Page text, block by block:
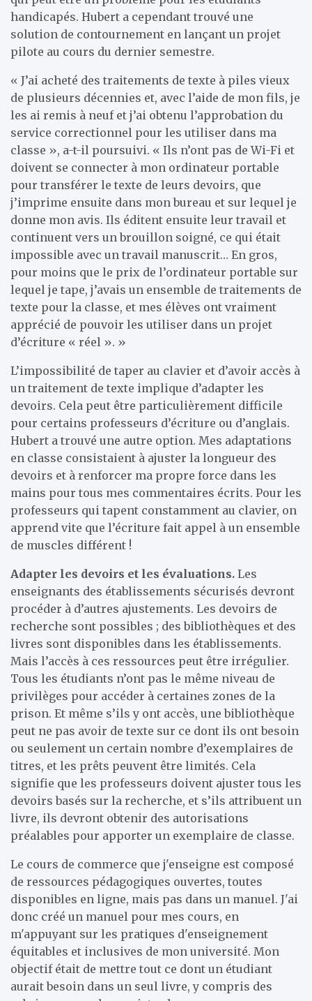
handicapés. Hubert a cependant trouvé une
solution de contournement en lançant un projet
pilote au cours du dernier semestre.
« J’ai acheté des traitements de texte à piles vieux
de plusieurs décennies et, avec l’aide de mon fils, je
les ai remis à neuf et j’ai obtenu l’approbation du
service correctionnel pour les utiliser dans ma
classe », a-t-il poursuivi. « Ils n’ont pas de Wi-Fi et
doivent se connecter à mon ordinateur portable
pour transférer le texte de leurs devoirs, que
j’imprime ensuite dans mon bureau et sur lequel je
donne mon avis. Ils éditent ensuite leur travail et
continuent vers un brouillon soigné, ce qui était
impossible avec un travail manuscrit… En gros,
pour moins que le prix de l’ordinateur portable sur
lequel je tape, j’avais un ensemble de traitements de
texte pour la classe, et mes élèves ont vraiment
apprécié de pouvoir les utiliser dans un projet
d’écriture « réel ». »
L’impossibilité de taper au clavier et d’avoir accès à
un traitement de texte implique d’adapter les
devoirs. Cela peut être particulièrement difficile
pour certains professeurs d’écriture ou d’anglais.
Hubert a trouvé une autre option. Mes adaptations
en classe consistaient à ajuster la longueur des
devoirs et à renforcer ma propre force dans les
mains pour tous mes commentaires écrits. Pour les
professeurs qui tapent constamment au clavier, on
apprend vite que l’écriture fait appel à un ensemble
de muscles différent !
Adapter les devoirs et les évaluations. Les
enseignants des établissements sécurisés devront
procéder à d’autres ajustements. Les devoirs de
recherche sont possibles ; des bibliothèques et des
livres sont disponibles dans les établissements.
Mais l’accès à ces ressources peut être irrégulier.
Tous les étudiants n’ont pas le même niveau de
privilèges pour accéder à certaines zones de la
prison. Et même s’ils y ont accès, une bibliothèque
peut ne pas avoir de texte sur ce dont ils ont besoin
ou seulement un certain nombre d’exemplaires de
titres, et les prêts peuvent être limités. Cela
signifie que les professeurs doivent ajuster tous les
devoirs basés sur la recherche, et s’ils attribuent un
livre, ils devront obtenir des autorisations
préalables pour apporter un exemplaire de classe.
Le cours de commerce que j'enseigne est composé
de ressources pédagogiques ouvertes, toutes
disponibles en ligne, mais pas dans un manuel. J'ai
donc créé un manuel pour mes cours, en
m'appuyant sur les pratiques d'enseignement
équitables et inclusives de mon université. Mon
objectif était de mettre tout ce dont un étudiant
aurait besoin dans un seul livre, y compris des